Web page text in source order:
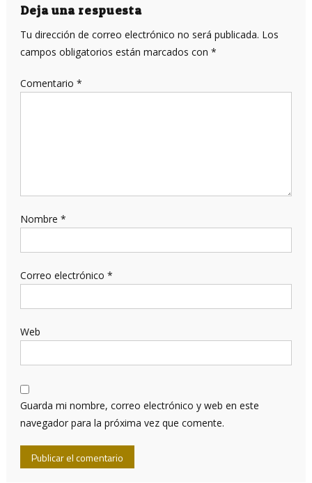
entradas
Deja una respuesta
Tu dirección de correo electrónico no será publicada. Los
campos obligatorios están marcados con *
Comentario *
Nombre *
Correo electrónico *
Web
Guarda mi nombre, correo electrónico y web en este
navegador para la próxima vez que comente.